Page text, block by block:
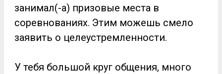
занимал(-а) призовые места в
соревнованиях. Этим можешь смело
заявить о целеустремленности.
У тебя большой круг общения, много